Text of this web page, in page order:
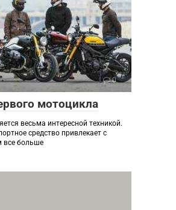
0
мотоцикла
весьма интересной техникой.
средство привлекает с
все больше